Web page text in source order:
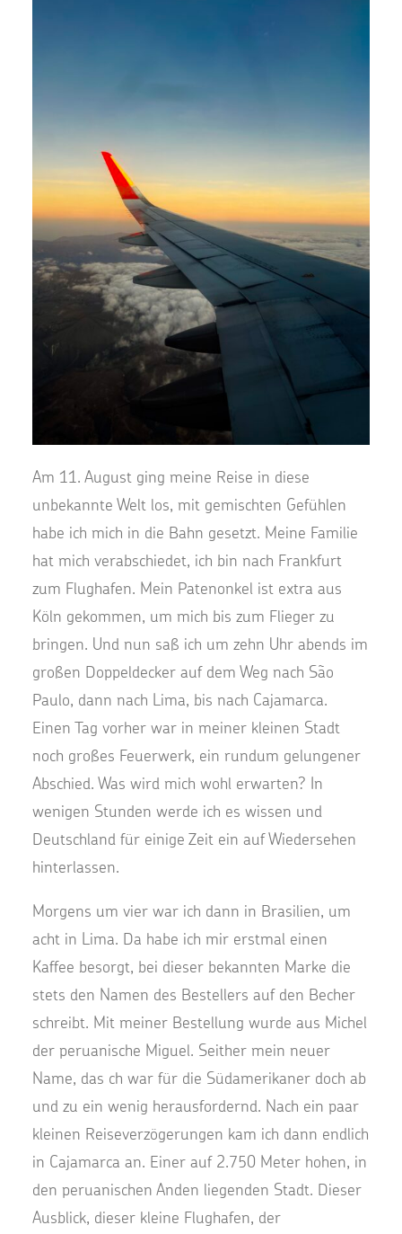
Am 11. August ging meine Reise in diese
unbekannte Welt los, mit gemischten Gefühlen
habe ich mich in die Bahn gesetzt. Meine Familie
hat mich verabschiedet, ich bin nach Frankfurt
zum Flughafen. Mein Patenonkel ist extra aus
Köln gekommen, um mich bis zum Flieger zu
bringen. Und nun saß ich um zehn Uhr abends im
großen Doppeldecker auf dem Weg nach São
Paulo, dann nach Lima, bis nach Cajamarca.
Einen Tag vorher war in meiner kleinen Stadt
noch großes Feuerwerk, ein rundum gelungener
Abschied. Was wird mich wohl erwarten? In
wenigen Stunden werde ich es wissen und
Deutschland für einige Zeit ein auf Wiedersehen
hinterlassen.
Morgens um vier war ich dann in Brasilien, um
acht in Lima. Da habe ich mir erstmal einen
Kaffee besorgt, bei dieser bekannten Marke die
stets den Namen des Bestellers auf den Becher
schreibt. Mit meiner Bestellung wurde aus Michel
der peruanische Miguel. Seither mein neuer
Name, das ch war für die Südamerikaner doch ab
und zu ein wenig herausfordernd. Nach ein paar
kleinen Reiseverzögerungen kam ich dann endlich
in Cajamarca an. Einer auf 2.750 Meter hohen, in
den peruanischen Anden liegenden Stadt. Dieser
Ausblick, dieser kleine Flughafen, der